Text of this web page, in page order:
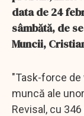
data de 24
sâmbătă, de
Muncii,
"Task-force
muncă ale
Revisal, cu